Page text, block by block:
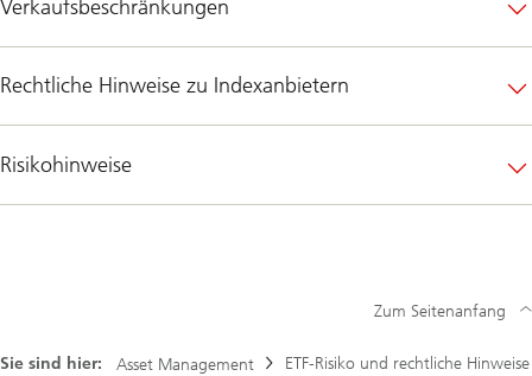
Verkaufsbeschränkungen
Rechtliche Hinweise zu Indexanbietern
Risikohinweise
Sie sind hier: Asset Management ETF-Risiko und rechtliche Hinweise
Zum Seitenanfang